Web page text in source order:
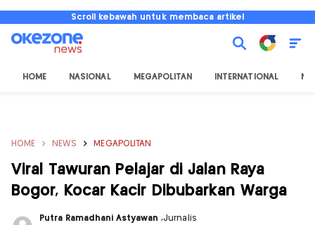
Scroll kebawah untuk membaca artikel
HOME NASIONAL MEGAPOLITAN INTERNATIONAL
HOME NEWS MEGAPOLITAN
Viral Tawuran Pelajar di Jalan Raya
Bogor, Kocar Kacir Dibubarkan Warga
Putra Ramadhani Astyawan,Jurnalis